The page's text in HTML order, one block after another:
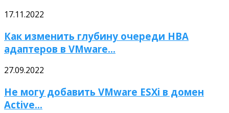
17.11.2022
Как изменить глубину очереди HBA
адаптеров в VMware...
27.09.2022
Не могу добавить VMware ESXi в домен
Active...